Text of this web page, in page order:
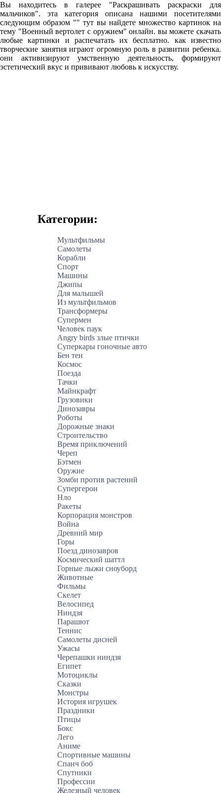
Вы находитесь в галерее "Раскрашивать раскраски для
мальчиков". эта категория описана нашими посетителями
следующим образом "" тут вы найдете множество картинок на
тему "Военный вертолет с оружием" онлайн. вы можете скачать
любые картинки и распечатать их бесплатно. как известно
творческие занятия играют огромную роль в развитии ребенка.
они активизируют умственную деятельность, формируют
эстетический вкус и прививают любовь к искусству.
Категории:
Мультфильмы
Самолеты
Корабли
Спорт
Машины
Джипы
Для малышей
Из мультфильмов
Трансформеры
Супермен
Человек паук
Angry birds злые птички
Суперкары гоночные авто
Бен тен
Космос
Поезда
Тачки
Майнкрафт
Грузовики
Динозавры
Роботы
Дорожные знаки
Строительство
Время приключений
Череп
Бэтмен
Оружие
Зомби против растений
Супергерои
Нло
Ракеты
Корпорация монстров
Война
Древний мир
Горы
Поезд динозавров
Космический шаттл
Горные лыжи сноуборд
Животные
Фильмы
Скелет
Велосипед
Ниндзя
Парашют
Теннис
Самолеты дисней
Ужасы
Черепашки ниндзя
Египет
Мотоциклы
Сказки
Монстры
История игрушек
Праздники
Птицы
Бокс
Лего
Аниме
Спортивные машины
Спанч боб
Спутники
Профессии
Железный человек